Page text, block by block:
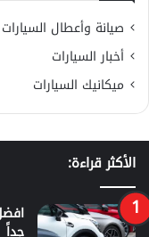
صيانة وأعطال السيارات
أخبار السيارات
ميكانيك السيارات
الأكثر قراءة: